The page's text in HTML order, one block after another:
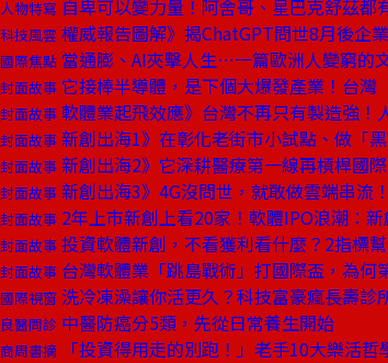
人物特寫 自卑可以變力量！阿舍哥、星巴克舒茲都
科技風雲 權威報告圖解》揭ChatGPT問世8月後企
國際焦點 當通膨、AI夾擊人生⋯一篇歐洲人變窮的
封面故事 它接棒半導體，是下個大爆發產業！台
封面故事 軟體業起飛效應》台灣不再只有製造強
封面故事 新創出海1》在彰化老街市小試點、做「
封面故事 新創出海2》它深耕醫療第一線再槓桿國
封面故事 新創出海3》4G沒問世，就敢做雲端串流
封面故事 2年上市新創上看20家！軟體IPO浪潮：
封面故事 投資軟體新創，不看獲利看什麼？2指標
封面故事 台灣軟體業「跳島戰術」打國際盃，為何
國際視窗 洗冷凍澡讓你活更久？科技富豪瘋長壽診
良醫問診 中醫防癌分5類，先從日常養生開始
商周書摘 「投資得用走的別跑！」老手10大樂活